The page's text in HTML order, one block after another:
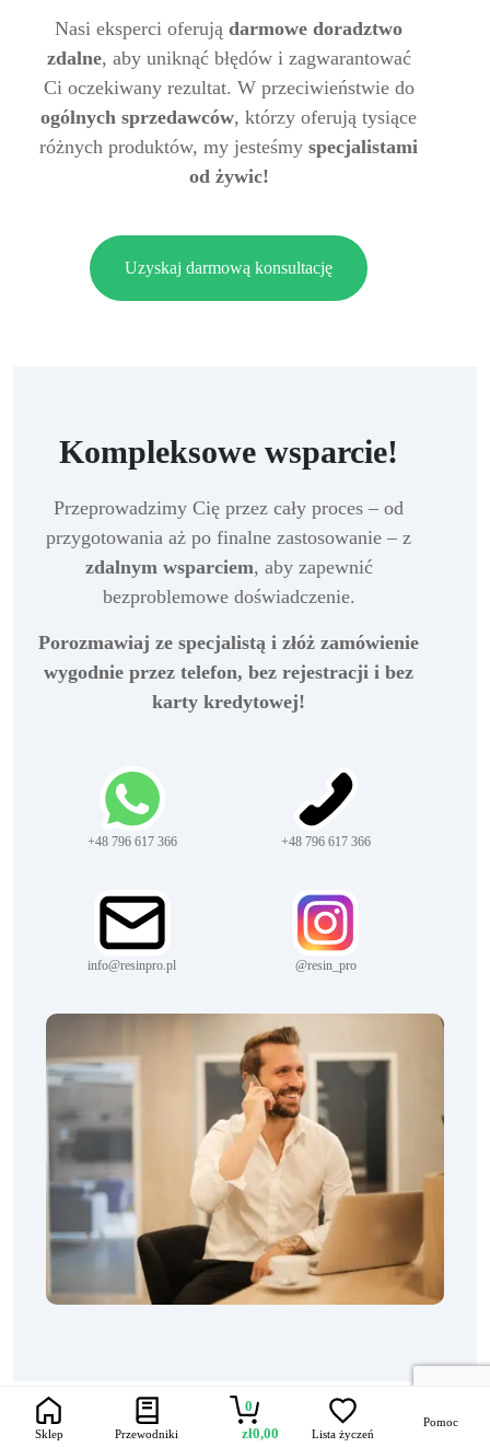
Nasi eksperci oferują darmowe doradztwo
zdalne, aby uniknąć błędów i zagwarantować
Ci oczekiwany rezultat. W przeciwieństwie do
ogólnych sprzedawców, którzy oferują tysiące
różnych produktów, my jesteśmy specjalistami
od żywic!
Uzyskaj darmową konsultację
Kompleksowe wsparcie!
Przeprowadzimy Cię przez cały proces – od
przygotowania aż po finalne zastosowanie – z
zdalnym wsparciem, aby zapewnić
bezproblemowe doświadczenie.
Porozmawiaj ze specjalistą i złóż zamówienie
wygodnie przez telefon, bez rejestracji i bez
karty kredytowej!
+48 796 617 366 +48 796 617 366
info@resinpro.pl @resin_pro
Sklep Przewodniki
0
zł0,00 Lista życzeń
Pomoc